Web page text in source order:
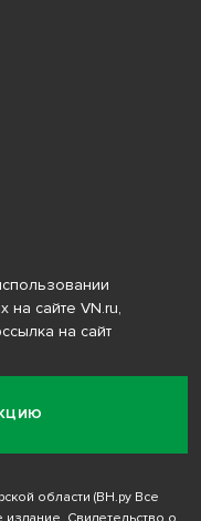
на сайте VN.ru,
на сайт
области (ВН.ру Все